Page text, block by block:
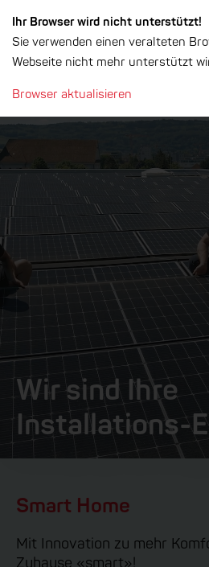
Wir sind Ihre
Installations-
Smart Home
Mit Innovation zu mehr
Ihr Browser wird nicht unterstützt!
Sie verwenden einen veralteten
Webseite nicht mehr unterstützt
Browser aktualisieren